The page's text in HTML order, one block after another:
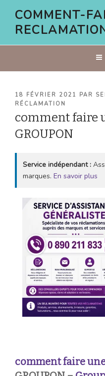
contenu
COMMENT-
PUBLIÉ
LE
18 FÉVRIER 2021 PAR
RÉCLAMATION
comment faire
GROUPON
Service indépendant :
marques. En savoir plus
comment faire